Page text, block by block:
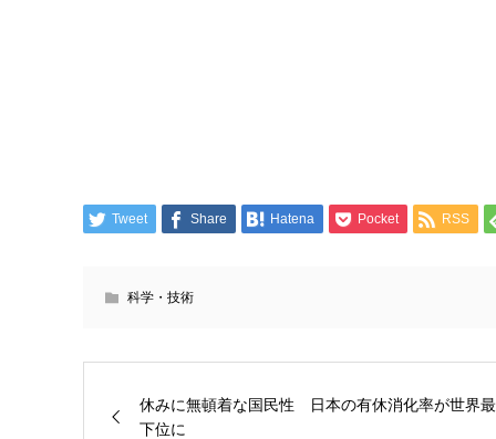
Tweet Share Hatena Pocket RSS
科学・技術
休みに無頓着な国民性 日本の有休消化率が世界最
下位に